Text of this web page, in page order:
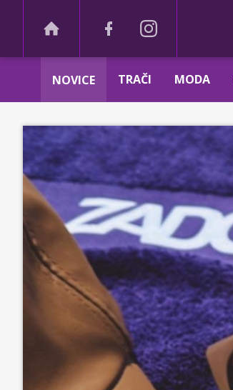
NOVICE TRAČI MODA